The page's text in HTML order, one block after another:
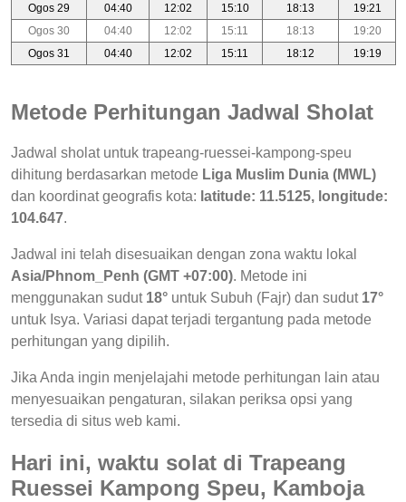
Ogos 29
04:40 12:02 15:10 18:13
19:21
Ogos 30
04:40 12:02 15:11 18:13
19:20
Ogos 31
04:40 12:02 15:11 18:12 19:19
Metode Perhitungan Jadwal Sholat
Jadwal sholat untuk trapeang-ruessei-kampong-speu
dihitung berdasarkan metode Liga Muslim Dunia (MWL)
dan koordinat geografis kota: latitude: 11.5125, longitude:
104.647.
Jadwal ini telah disesuaikan dengan zona waktu lokal
Asia/Phnom_Penh (GMT +07:00). Metode ini
menggunakan sudut 18° untuk Subuh (Fajr) dan sudut 17°
untuk Isya. Variasi dapat terjadi tergantung pada metode
perhitungan yang dipilih.
Jika Anda ingin menjelajahi metode perhitungan lain atau
menyesuaikan pengaturan, silakan periksa opsi yang
tersedia di situs web kami.
Hari ini, waktu solat di Trapeang
Ruessei Kampong Speu, Kamboja